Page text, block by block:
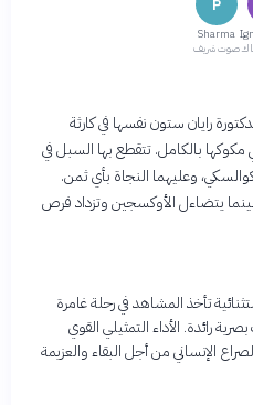
P
Sharma
صوت شريف
رايان ستون نفسها في كارثة
بالكامل. تتقطع بها السبل في
وعليهما النجاة بأي ثمن.
بينما يتضاءل الأوكسجين وتزداد فرص
تأخذ المشاهد في رحلة غامرة
رائدة. الأداء التمثيلي القوي
الإنساني من أجل البقاء والعزيمة